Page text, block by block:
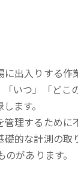
出入りする作
いつ」「どこ
ます。
理するために
的な計測の取
があります。